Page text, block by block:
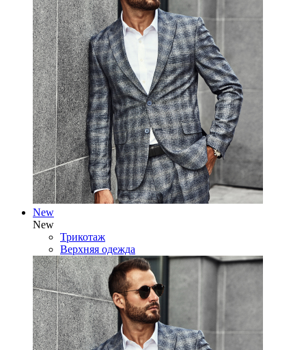
New
New
Трикотаж
Верхняя одежда